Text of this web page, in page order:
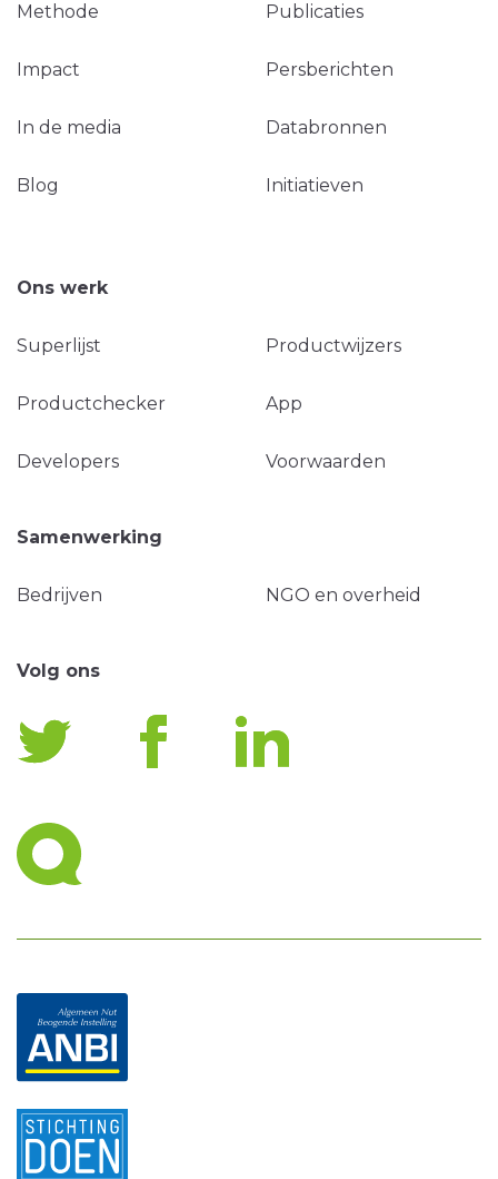
Methode Publicaties
Impact Persberichten
In de media Databronnen
Blog Initiatieven
Ons werk
Superlijst Productwijzers
Productchecker App
Developers Voorwaarden
Samenwerking
Bedrijven NGO en overheid
Volg ons